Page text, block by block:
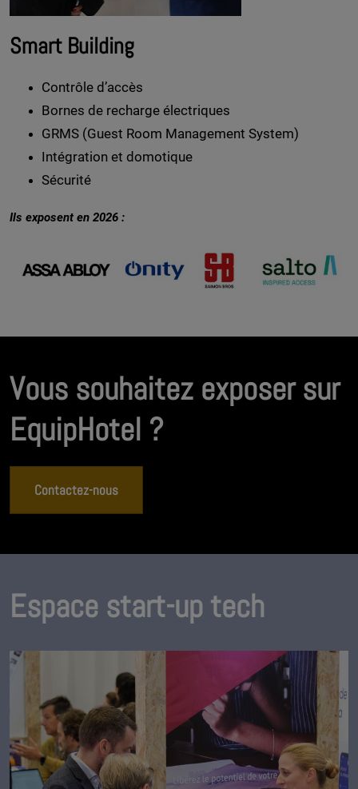
Smart Building
Contrôle d’accès
Bornes de recharge électriques
GRMS (Guest Room Management System)
Intégration et domotique
Sécurité
Ils exposent en 2026 :
Vous souhaitez exposer sur
EquipHotel ?
Contactez-nous
Espace start-up tech